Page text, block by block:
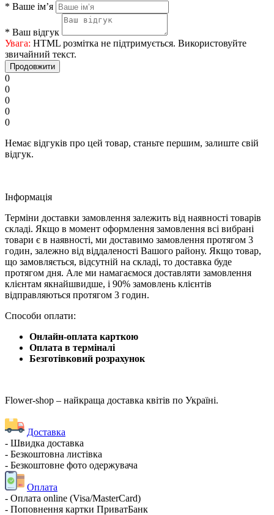
* Ваше ім’я
* Ваш відгук
Увага: HTML розмітка не підтримується. Використовуйте
звичайний текст.
Продовжити
0
0
0
0
0
Немає відгуків про цей товар, станьте першим, залиште свій
відгук.
Iнформація
Терміни доставки замовлення залежить від наявності товарів
складі. Якщо в момент оформлення замовлення всі вибрані
товари є в наявності, ми доставимо замовлення протягом 3
годин, залежно від віддаленості Вашого району. Якщо товар,
що замовляється, відсутній на складі, то доставка буде
протягом дня. Але ми намагаємося доставляти замовлення
клієнтам якнайшвидше, і 90% замовлень клієнтів
відправляються протягом 3 годин.
Способи оплати:
Онлайн-оплата карткою
Оплата в терміналі
Безготівковий розрахунок
Flower-shop – найкраща доставка квітів по Україні.
Доставка
- Швидка доставка
- Безкоштовна листівка
- Безкоштовне фото одержувача
Оплата
- Оплата online (Visa/MasterCard)
- Поповнення картки ПриватБанк